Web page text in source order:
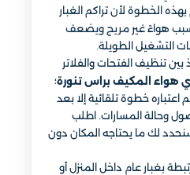
الخطوة لأن تراكم الغبار
هواءً غير مريح ويضعف
التشغيل الطويلة.
تنظيف الفتحات والفلاتر
هواء المكيف براس تنورة؛
خطوة تلقائية إلا بعد
وحالة المسارات. اطلب
لك ما يحتاجه المكان دون
بغبار عام داخل المنزل أو